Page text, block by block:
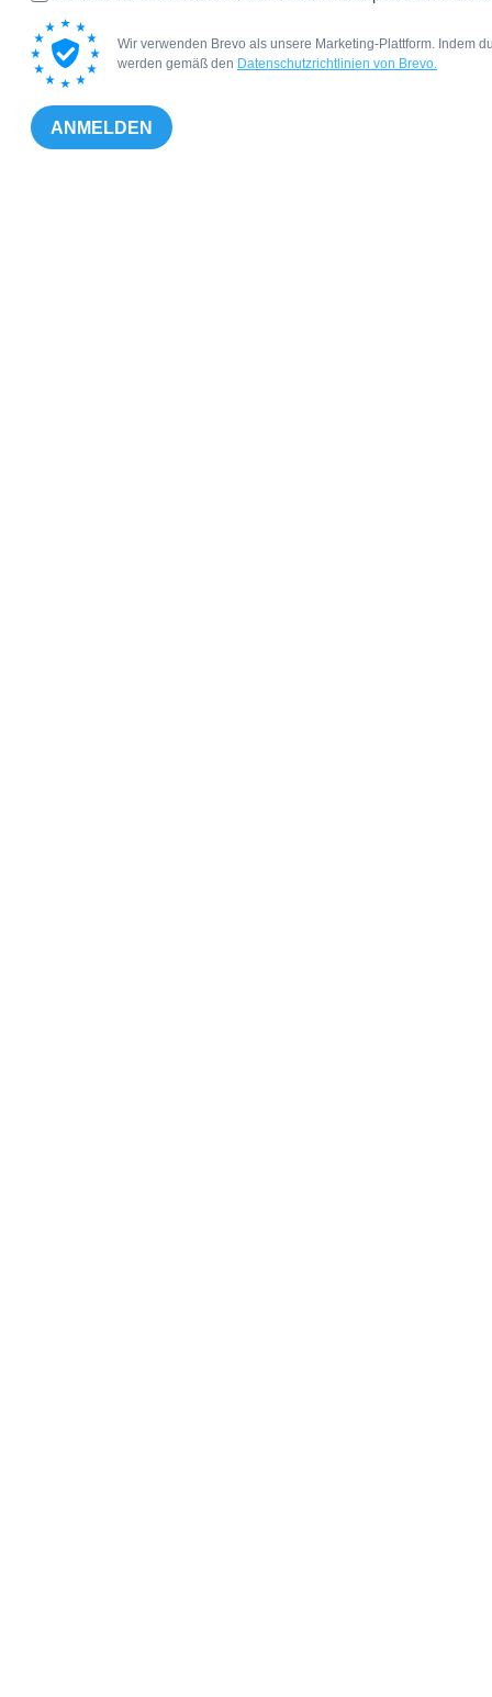
Wir verwenden Brevo als unsere Marketing-Plattform. Indem
werden gemäß den Datenschutzrichtlinien von Brevo.
ANMELDEN